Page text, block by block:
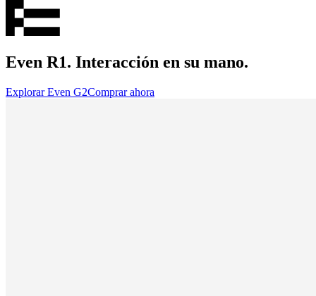
Even R1. Interacción en su mano.
Explorar Even G2Comprar ahora